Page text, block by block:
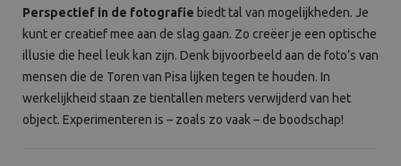
Perspectief in de fotografie biedt tal van mogelijkheden. Je
kunt er creatief mee aan de slag gaan. Zo creëer je een optische
illusie die heel leuk kan zijn. Denk bijvoorbeeld aan de foto’s van
mensen die de Toren van Pisa lijken tegen te houden. In
werkelijkheid staan ze tientallen meters verwijderd van het
object. Experimenteren is – zoals zo vaak – de boodschap!